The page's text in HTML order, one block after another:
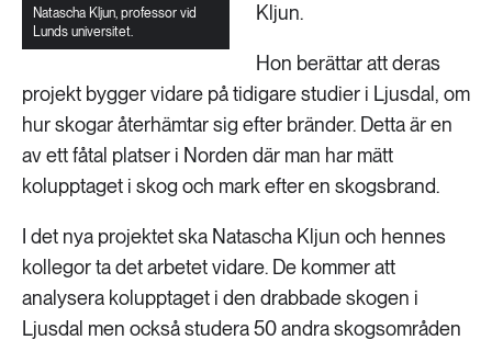
Natascha Kljun, professor vid
Lunds universitet.
Kljun.
Hon berättar att deras
projekt bygger vidare på tidigare studier i Ljusdal, om
hur skogar återhämtar sig efter bränder. Detta är en
av ett fåtal platser i Norden där man har mätt
kolupptaget i skog och mark efter en skogsbrand.
I det nya projektet ska Natascha Kljun och hennes
kollegor ta det arbetet vidare. De kommer att
analysera kolupptaget i den drabbade skogen i
Ljusdal men också studera 50 andra skogsområden